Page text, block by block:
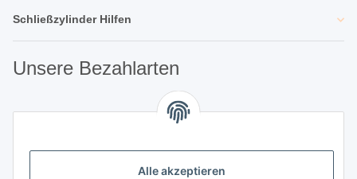
Schließzylinder Hilfen
Unsere Bezahlarten
Unsere Partner
Alle akzeptieren